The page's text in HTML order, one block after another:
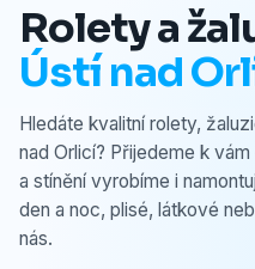
Rolety a
Ústí nad
Hledáte kvalitní rolety,
nad Orlicí? Přijedeme k
a stínění vyrobíme i
den a noc, plisé, látkové
nás.